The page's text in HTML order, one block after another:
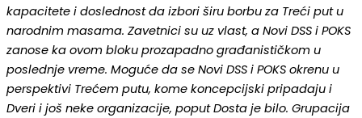
kapacitete i doslednost da izbori širu borbu za Treći put u
narodnim masama. Zavetnici su uz vlast, a Novi DSS i POKS
zanose ka ovom bloku prozapadno građanističkom u
poslednje vreme. Moguće da se Novi DSS i POKS okrenu u
perspektivi Trećem putu, kome koncepcijski pripadaju i
Dveri i još neke organizacije, poput Dosta je bilo. Grupacija